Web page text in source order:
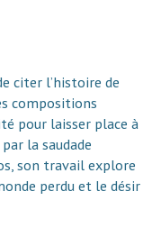
citer l’histoire de
compositions
pour laisser place à
la saudade
son travail explore
perdu et le désir